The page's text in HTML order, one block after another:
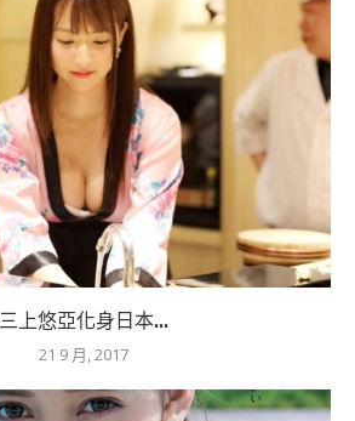
三上悠亞化身日本...
21 9 月, 2017